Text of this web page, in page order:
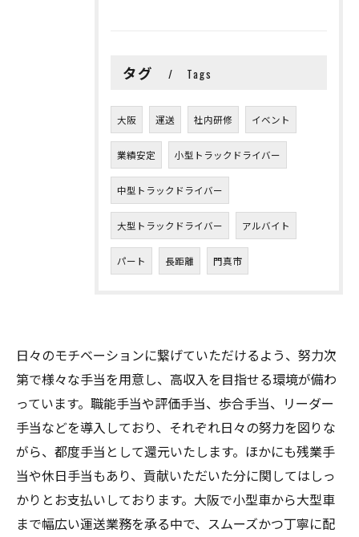
タグ Tags
大阪 運送 社内研修 イベント
業績安定 小型トラックドライバー
中型トラックドライバー
大型トラックドライバー アルバイト
パート 長距離 門真市
日々のモチベーションに繋げていただけるよう、努力次
第で様々な手当を用意し、高収入を目指せる環境が備わ
っています。職能手当や評価手当、歩合手当、リーダー
手当などを導入しており、それぞれ日々の努力を図りな
がら、都度手当として還元いたします。ほかにも残業手
当や休日手当もあり、貢献いただいた分に関してはしっ
かりとお支払いしております。大阪で小型車から大型車
まで幅広い運送業務を承る中で、スムーズかつ丁寧に配